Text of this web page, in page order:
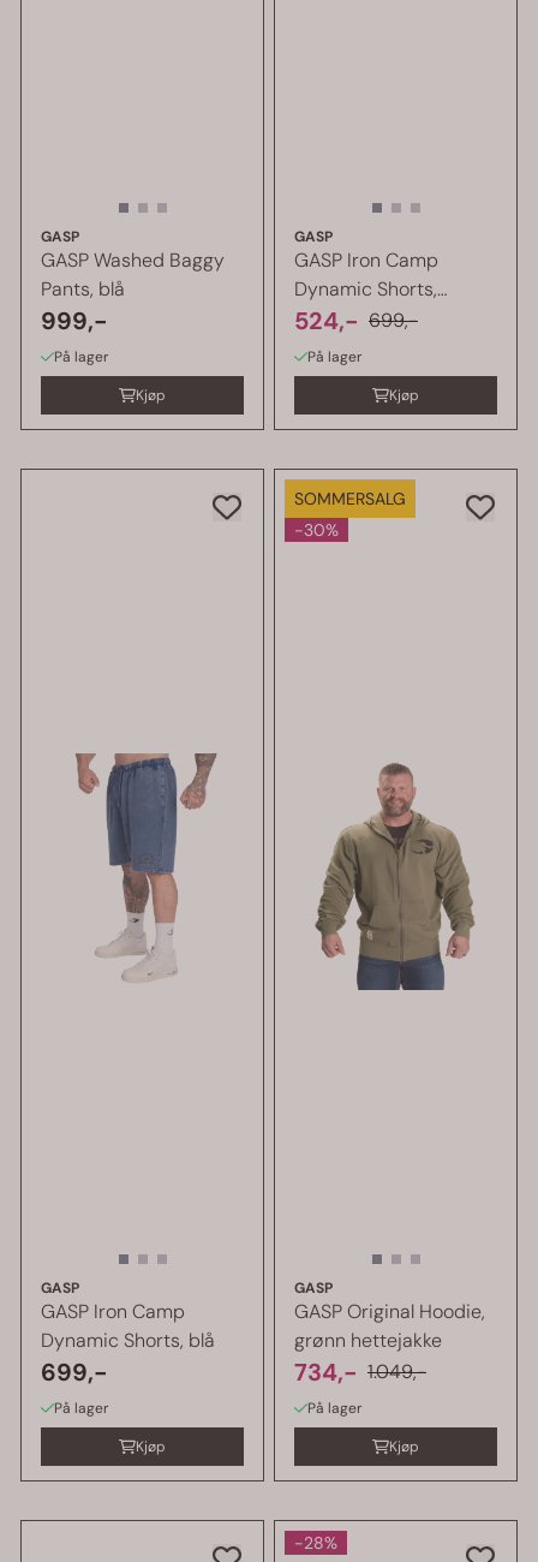
GASP
GASP Washed Baggy
Pants, blå
999,-
På lager
Kjøp
GASP
GASP Iron Camp
Dynamic Shorts,
vasket svart
524,- 699,-
På lager
Kjøp
GASP
GASP Iron Camp
Dynamic Shorts, blå
699,-
På lager
Kjøp
SOMMERSALG
-30%
GASP
GASP Original Hoodie,
grønn hettejakke
734,- 1.049,-
På lager
Kjøp
-28%